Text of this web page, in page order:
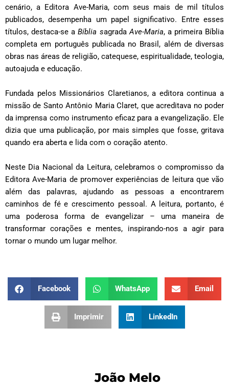
cenário, a Editora Ave-Maria, com seus mais de mil títulos
publicados, desempenha um papel significativo. Entre esses
títulos, destaca-se aBíblia sagrada Ave-Maria, a primeira Bíblia
completa em português publicada no Brasil, além de diversas
obras nas áreas de religião, catequese, espiritualidade, teologia,
autoajuda e educação.
Fundada pelos Missionários Claretianos, a editora continua a
missão de Santo Antônio Maria Claret, que acreditava no poder
da imprensa como instrumento eficaz para a evangelização. Ele
dizia que uma publicação, por mais simples que fosse, gritava
quando era aberta e lida com o coração atento.
Neste Dia Nacional da Leitura, celebramos o compromisso da
Editora Ave-Maria de promover experiências de leitura que vão
além das palavras, ajudando as pessoas a encontrarem
caminhos de fé e crescimento pessoal. A leitura, portanto, é
uma poderosa forma de evangelizar – uma maneira de
transformar corações e mentes, inspirando-nos a agir para
tornar o mundo um lugar melhor.
Facebook WhatsApp Email
Imprimir LinkedIn
João Melo